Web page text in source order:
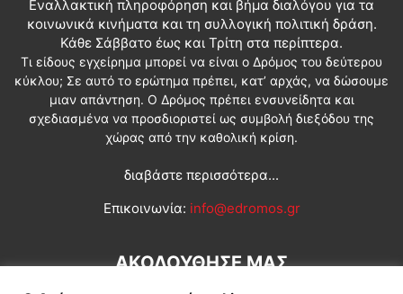
Εναλλακτική πληροφόρηση και βήμα διαλόγου για τα
κοινωνικά κινήματα και τη συλλογική πολιτική δράση.
Κάθε Σάββατο έως και Τρίτη στα περίπτερα.
Τι είδους εγχείρημα μπορεί να είναι ο Δρόμος του δεύτερου
κύκλου; Σε αυτό το ερώτημα πρέπει, κατ’ αρχάς, να δώσουμε
μιαν απάντηση. Ο Δρόμος πρέπει ενσυνείδητα και
σχεδιασμένα να προσδιοριστεί ως συμβολή διεξόδου της
χώρας από την καθολική κρίση.
διαβάστε περισσότερα...
Επικοινωνία: info@edromos.gr
ΑΚΟΛΟΥΘΗΣΕ ΜΑΣ